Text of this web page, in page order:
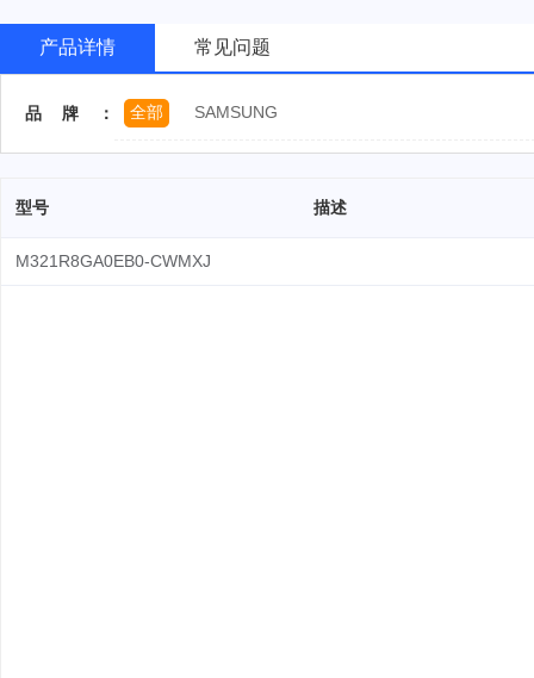
产品详情 常见问题
品牌： 全部 SAMSUNG
型号 描述
M321R8GA0EB0-CWMXJ